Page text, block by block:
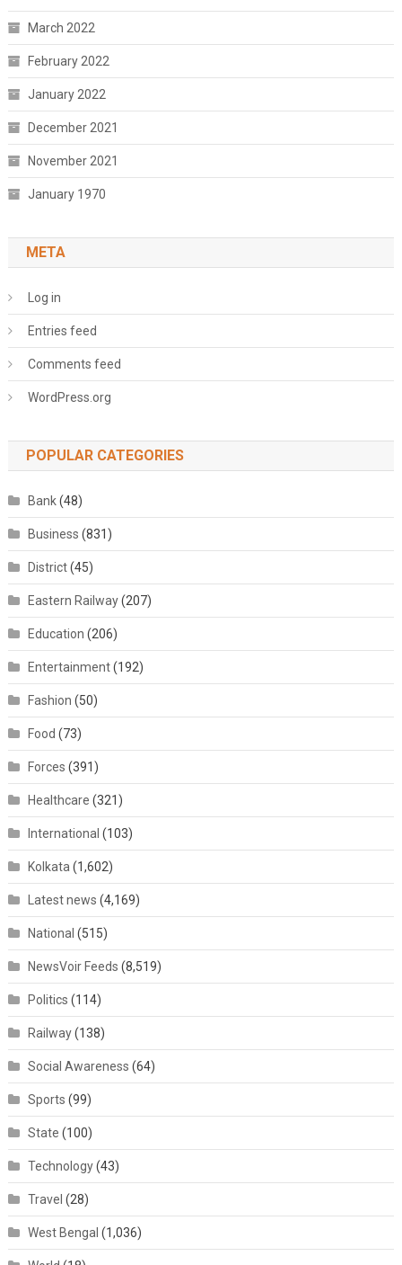
March 2022
February 2022
January 2022
December 2021
November 2021
January 1970
META
Log in
Entries feed
Comments feed
WordPress.org
POPULAR CATEGORIES
Bank(48)
Business (831)
District(45)
Eastern Railway(207)
Education (206)
Entertainment(192)
Fashion (50)
Food (73)
Forces (391)
Healthcare (321)
International (103)
Kolkata (1,602)
Latest news (4,169)
National (515)
NewsVoir Feeds (8,519)
Politics (114)
Railway(138)
Social Awareness (64)
Sports (99)
State (100)
Technology(43)
Travel (28)
West Bengal (1,036)